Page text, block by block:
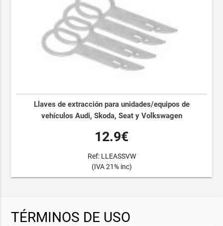
Llaves de extracción para unidades/equipos de
vehículos Audi, Skoda, Seat y Volkswagen
12.9€
Ref: LLEASSVW
(IVA 21% inc)
TÉRMINOS DE USO